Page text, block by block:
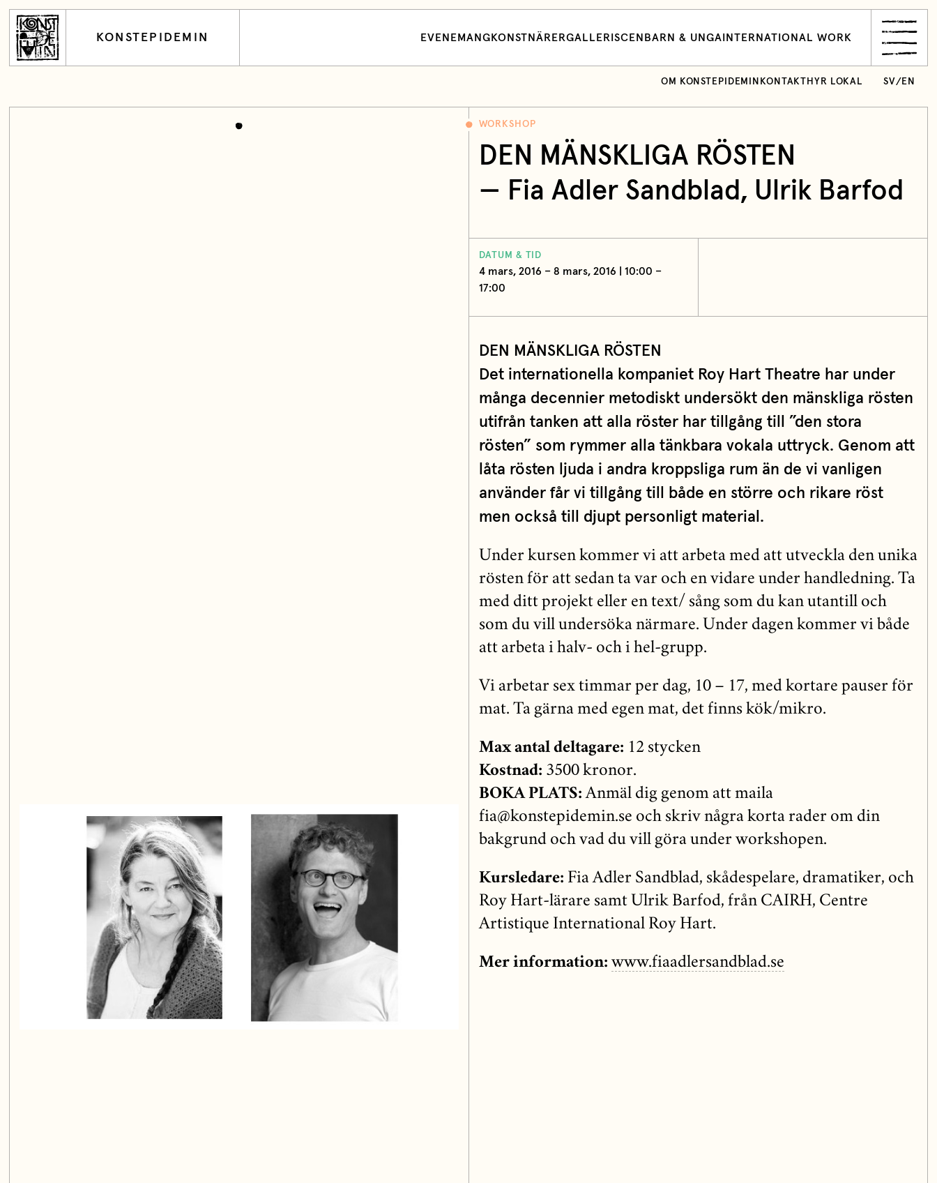
KONSTEPIDEMIN EVENEMANG KONSTNÄRERGALLERI SCEN BARN & UNGA INTERNATIONAL WORK
OM KONSTEPIDEMIN KONTAKT HYR LOKAL SV/ EN
WORKSHOP
DEN MÄNSKLIGA RÖSTEN
— Fia Adler Sandblad , Ulrik Barfod
DATUM & TID
4 mars, 2016 – 8 mars, 2016 | 10:00 –
17:00
DEN MÄNSKLIGA RÖSTEN
Det internationella kompaniet Roy Hart Theatre har under
många decennier metodiskt undersökt den mänskliga rösten
utifrån tanken att alla röster har tillgång till ”den stora
rösten” som rymmer alla tänkbara vokala uttryck. Genom att
låta rösten ljuda i andra kroppsliga rum än de vi vanligen
använder får vi tillgång till både en större och rikare röst
men också till djupt personligt material.
Under kursen kommer vi att arbeta med att utveckla den unika
rösten för att sedan ta var och en vidare under handledning. Ta
med ditt projekt eller en text/ sång som du kan utantill och
som du vill undersöka närmare. Under dagen kommer vi både
att arbeta i halv- och i hel-grupp.
Vi arbetar sex timmar per dag, 10 – 17, med kortare pauser för
mat. Ta gärna med egen mat, det finns kök/mikro.
Max antal deltagare: 12 stycken
Kostnad: 3500 kronor.
BOKA PLATS:Anmäl dig genom att maila
fia@konstepidemin.se och skriv några korta rader om din
bakgrund och vad du vill göra under workshopen.
Kursledare: Fia Adler Sandblad, skådespelare, dramatiker, och
Roy Hart-lärare samt Ulrik Barfod, från CAIRH, Centre
Artistique International Roy Hart.
Mer information: www.fiaadlersandblad.se